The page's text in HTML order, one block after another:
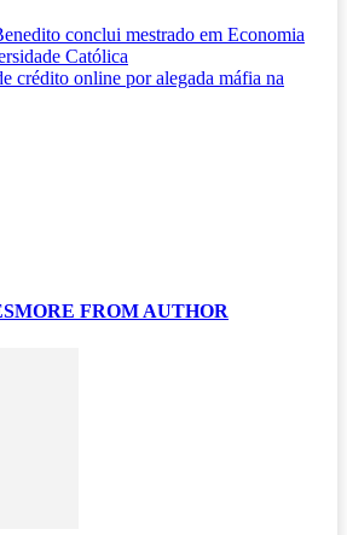
conclui mestrado em Economia
Católica
crédito online por alegada máfia na
MORE FROM AUTHOR